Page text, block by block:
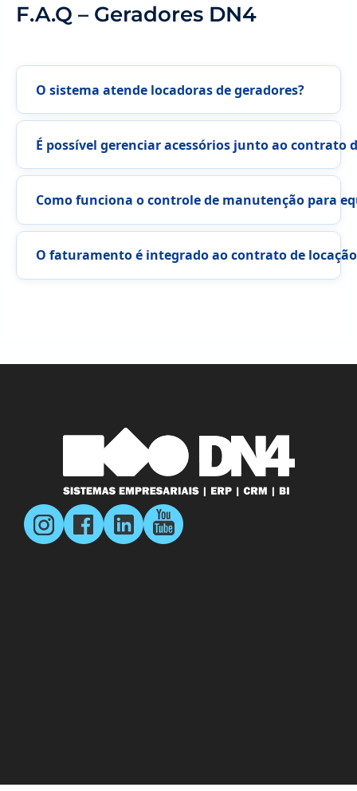
F.A.Q – Geradores DN4
O sistema atende locadoras de geradores?
É possível gerenciar acessórios junto ao contrato
Como funciona o controle de manutenção para
O faturamento é integrado ao contrato de